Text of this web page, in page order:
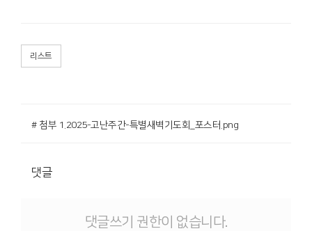
리스트
# 첨부 1.2025-고난주간-특별새벽기도회_포스터.png
댓글
댓글쓰기 권한이 없습니다.